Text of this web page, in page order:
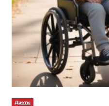
Диеты